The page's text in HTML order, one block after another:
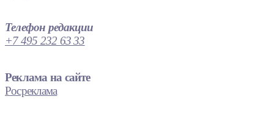
Телефон редакции
+7 495 232 63 33
Реклама на сайте
Росреклама